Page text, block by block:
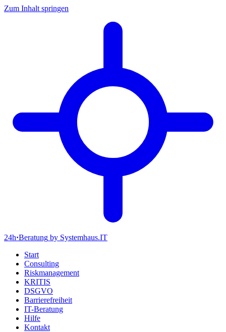
Zum Inhalt springen
24h·Beratung by Systemhaus.IT
Start
Consulting
Riskmanagement
KRITIS
DSGVO
Barrierefreiheit
IT-Beratung
Hilfe
Kontakt